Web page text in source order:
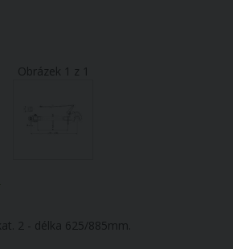
Obrázek 1 z 1
2 - délka 625/885mm.